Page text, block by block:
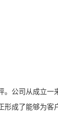
。公司从成立一
成了能够为客